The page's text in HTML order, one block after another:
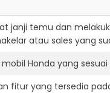
janji temu dan
atau sales yang
Honda yang
fitur yang tersedia